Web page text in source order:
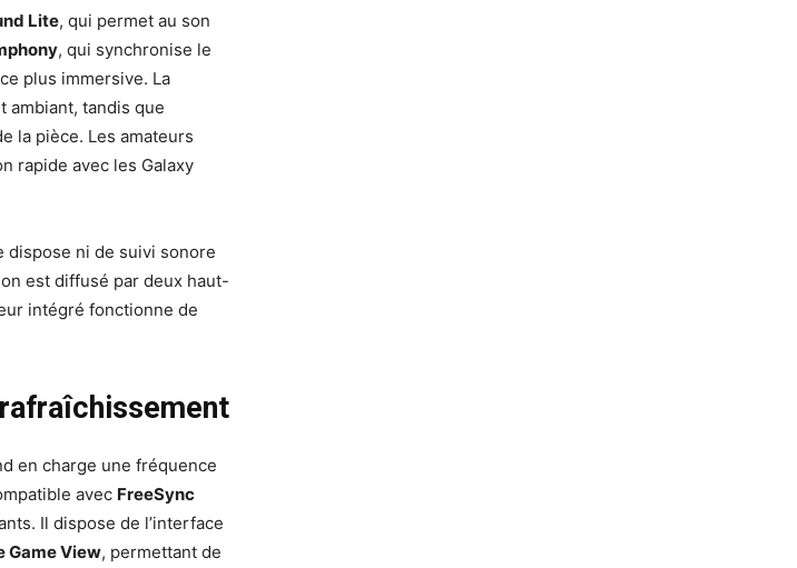
Lite, qui permet au son
, qui synchronise le
plus immersive. La
ambiant, tandis que
la pièce. Les amateurs
rapide avec les Galaxy
dispose ni de suivi sonore
est diffusé par deux haut-
intégré fonctionne de
en charge une fréquence
avec FreeSync
Il dispose de l’interface
Game View, permettant de